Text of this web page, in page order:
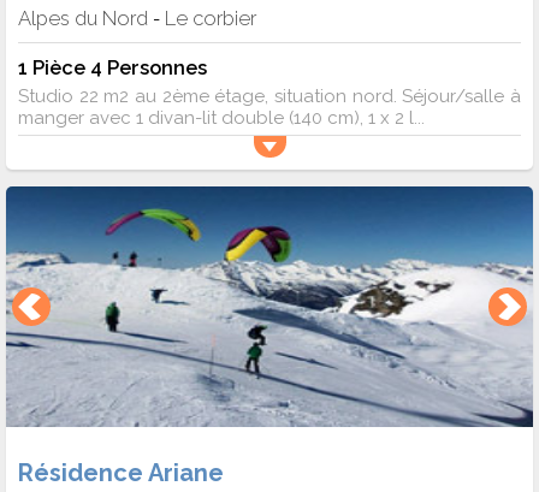
Alpes du Nord - Le corbier
1 Pièce 4 Personnes
Studio 22 m2 au 2ème étage, situation nord. Séjour/salle à
manger avec 1 divan-lit double (140 cm), 1 x 2 l...
Résidence Ariane